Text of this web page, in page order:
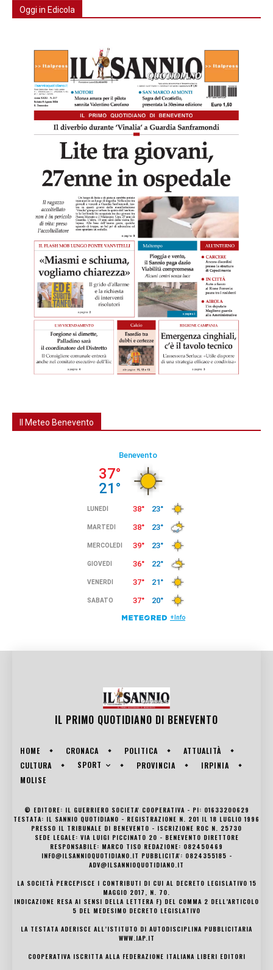
Oggi in Edicola
Il Meteo Benevento
IL PRIMO QUOTIDIANO DI BENEVENTO
HOME CRONACA POLITICA
ATTUALITÀ
CULTURA
SPORT PROVINCIA
IRPINIA
MOLISE
© EDITORE: IL GUERRIERO SOCIETA' COOPERATIVA - PI: 01633200629
TESTATA: IL SANNIO QUOTIDIANO - REGISTRAZIONE N. 201 IL 18 LUGLIO 1996
PRESSO IL TRIBUNALE DI BENEVENTO - ISCRIZIONE ROC N. 25730
SEDE LEGALE: VIA LUIGI PICCINATO 20 - BENEVENTO DIRETTORE
RESPONSABILE: MARCO TISO REDAZIONE: 082450469
INFO@ILSANNIOQUOTIDIANO.IT PUBBLICITA': 0824355185 -
ADV@ILSANNIOQUOTIDIANO.IT
LA SOCIETÀ PERCEPISCE I CONTRIBUTI DI CUI AL DECRETO LEGISLATIVO 15
MAGGIO 2017, N. 70.
INDICAZIONE RESA AI SENSI DELLA LETTERA F) DEL COMMA 2 DELL’ARTICOLO
5 DEL MEDESIMO DECRETO LEGISLATIVO
LA TESTATA ADERISCE ALL’ISTITUTO DI AUTODISCIPLINA PUBBLICITARIA
WWW.IAP.IT
COOPERATIVA ISCRITTA ALLA FEDERAZIONE ITALIANA LIBERI EDITORI